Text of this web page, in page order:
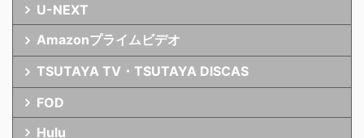
U-NEXT
Amazonプライムビデオ
TSUTAYA TV・TSUTAYA DISCAS
FOD
Hulu